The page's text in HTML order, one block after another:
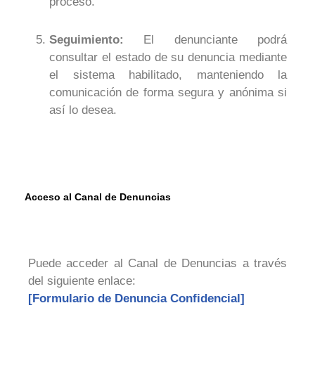
Seguimiento:
El denunciante podrá
consultar el estado de su denuncia mediante
el sistema habilitado, manteniendo la
comunicación de forma segura y anónima si
así lo desea.
Acceso al Canal de Denuncias
Puede acceder al Canal de Denuncias a través
del siguiente enlace:
[Formulario de Denuncia Confidencial]